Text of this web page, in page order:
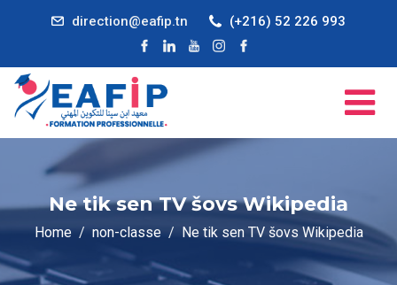
direction@eafip.tn (+216) 52 226 993
Ne tik sen TV šovs Wikipedia
Home non-classe Ne tik sen TV šovs Wikipedia